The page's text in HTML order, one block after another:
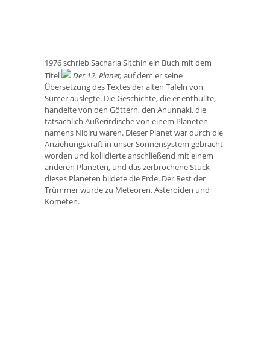
1976 schrieb Sacharia Sitchin ein Buch mit dem
Titel
Der 12. Planet, auf dem er seine
Übersetzung des Textes der alten Tafeln von
Sumer auslegte. Die Geschichte, die er enthüllte,
handelte von den Göttern, den Anunnaki, die
tatsächlich Außerirdische von einem Planeten
namens Nibiru waren. Dieser Planet war durch die
Anziehungskraft in unser Sonnensystem gebracht
worden und kollidierte anschließend mit einem
anderen Planeten, und das zerbrochene Stück
dieses Planeten bildete die Erde. Der Rest der
Trümmer wurde zu Meteoren, Asteroiden und
Kometen.